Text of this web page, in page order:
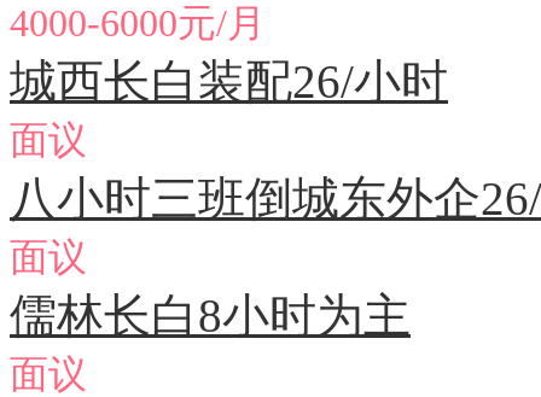
4000-6000元/月
城西长白装配26/小时
面议
八小时三班倒城东外企
面议
儒林长白8小时为主
面议